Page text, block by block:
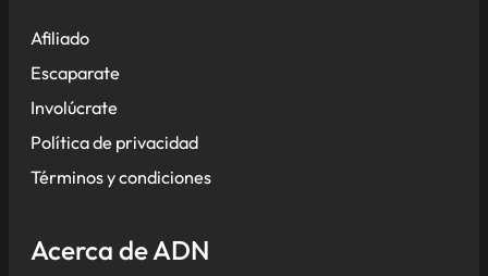
Afiliado
Escaparate
Involúcrate
Política de privacidad
Términos y condiciones
Acerca de ADN